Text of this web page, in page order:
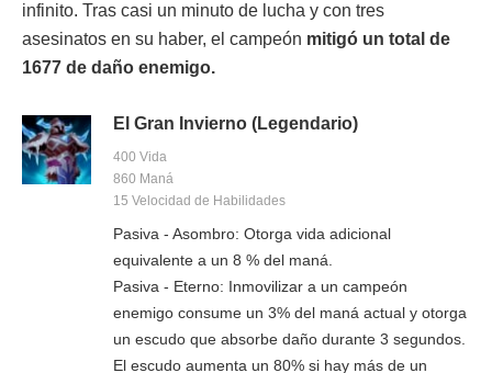
infinito. Tras casi un minuto de lucha y con tres
asesinatos en su haber, el campeón mitigó un total de
1677 de daño enemigo.
El Gran Invierno (Legendario)
400 Vida
860 Maná
15 Velocidad de Habilidades
Pasiva - Asombro: Otorga vida adicional
equivalente a un 8 % del maná.
Pasiva - Eterno: Inmovilizar a un campeón
enemigo consume un 3% del maná actual y otorga
un escudo que absorbe daño durante 3 segundos.
El escudo aumenta un 80% si hay más de un